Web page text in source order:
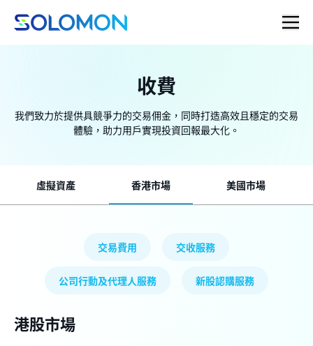
收費
我們致力於提供具競爭力的交易佣金，同時打造高效且穩定的交易
體驗，助力用戶實現投資回報最大化。
虛擬資產 香港市場 美國市場
交易費用 交收服務
公司行動及代理人服務 新股認購服務
港股市場